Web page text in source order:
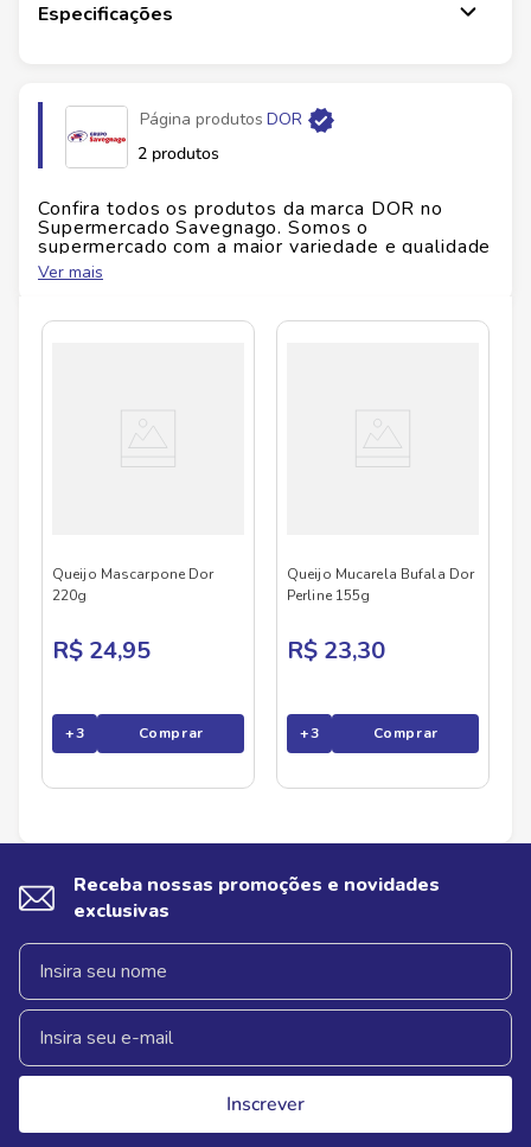
Especificações
Página produtos DOR
2 produtos
Confira todos os produtos da marca DOR no
Supermercado Savegnago. Somos o
supermercado com a maior variedade e qualidade
do Brasil!
de produtos DOR, confira abaixo:
Ver mais
Queijo Mascarpone Dor
220g
R$ 24,95
+3 Comprar
Queijo Mucarela Bufala Dor
Perline 155g
R$ 23,30
+3 Comprar
Receba nossas promoções e novidades
exclusivas
Inscrever